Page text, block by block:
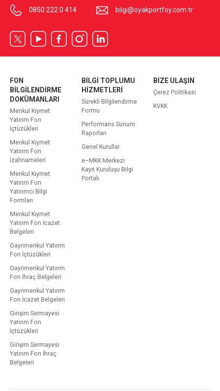
0850 222 0 414 bilgi@oyakportfoy.com.tr
FON
BİLGİLENDİRME
DOKÜMANLARI
Menkul Kıymet
Yatırım Fon
İçtüzükleri
Menkul Kıymet
Yatırım Fon
İzahnameleri
Menkul Kıymet
Yatırım Fon
Yatırımcı Bilgi
Formları
Menkul Kıymet
Yatırım Fon İcazet
Belgeleri
Gayrimenkul Yatırım
Fon İçtüzükleri
Gayrimenkul Yatırım
Fon İhraç Belgeleri
Gayrimenkul Yatırım
Fon İcazet Belgeleri
Girişim Sermayesi
Yatırım Fon
İçtüzükleri
Girişim Sermayesi
Yatırım Fon İhraç
Belgeleri
BİLGİ TOPLUMU
HİZMETLERİ
Sürekli Bilgilendirme
Formu
Performans Sunum
Raporları
Genel Kurullar
e–MKK Merkezi
Kayıt Kuruluşu Bilgi
Portalı
BİZE ULAŞIN
Çerez Politikası
KVKK